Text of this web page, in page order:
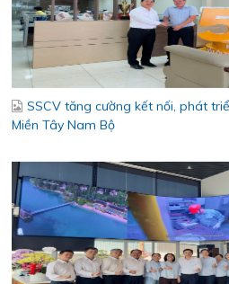
Bám sát thị trường khu vực Đồng
An Giang – Phú Quốc - Tăng cường